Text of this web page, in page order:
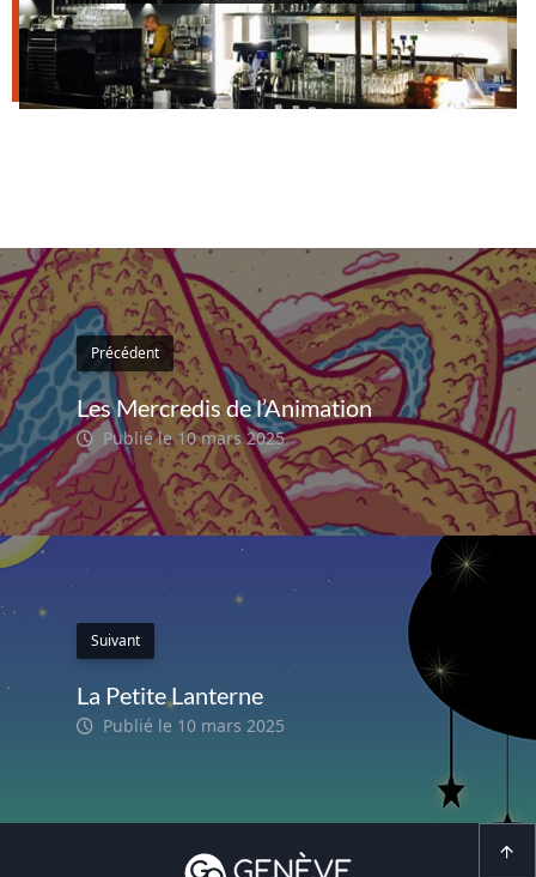
Précédent
Les Mercredis de l’Animation
Publié le 10 mars 2025
Suivant
La Petite Lanterne
Publié le 10 mars 2025